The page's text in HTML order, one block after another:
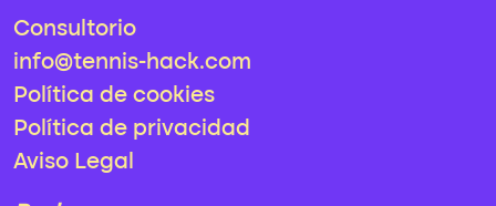
Consultorio
info@tennis-hack.com
Política de cookies
Política de privacidad
Aviso Legal